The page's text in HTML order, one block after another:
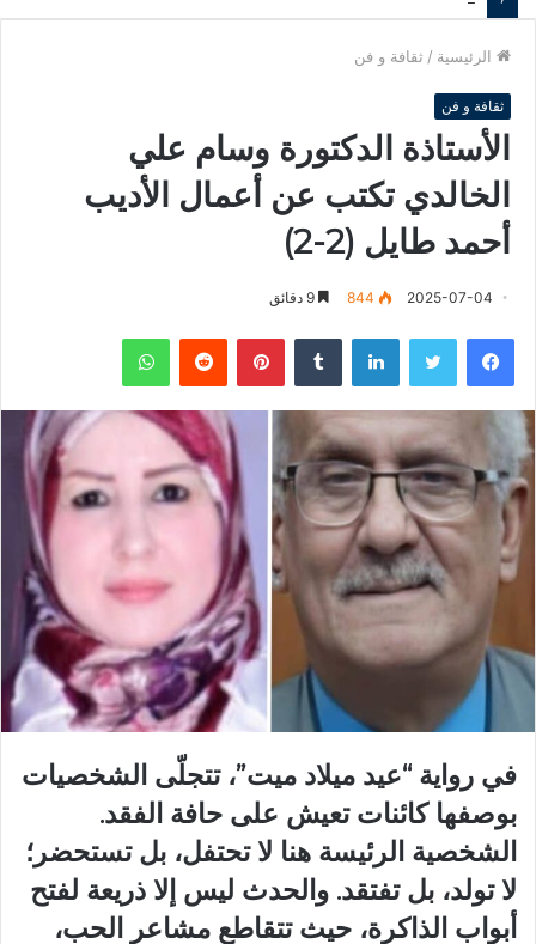
الرئيسية / ثقافة و فن
ثقافة و فن
الأستاذة الدكتورة وسام علي
الخالدي تكتب عن أعمال الأديب
أحمد طايل (2-2)
2025-07-04
844
فيسبوك لينكدإن بينتيريست
في رواية “عيد ميلاد ميت”، تتجلّى الشخصيات
بوصفها كائنات تعيش على حافة الفقد.
الشخصية الرئيسة هنا لا تحتفل، بل تستحضر؛
لا تولد، بل تفتقد. والحدث ليس إلا ذريعة لفتح
أبواب الذاكرة، حيث تتقاطع مشاعر الحب،